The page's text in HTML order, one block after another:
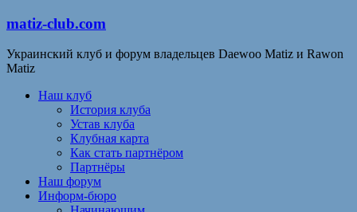
matiz-club.com
Украинский клуб и форум владельцев Daewoo Matiz и Rawon
Matiz
Наш клуб
История клуба
Устав клуба
Клубная карта
Как стать партнёром
Партнёры
Наш форум
Информ-бюро